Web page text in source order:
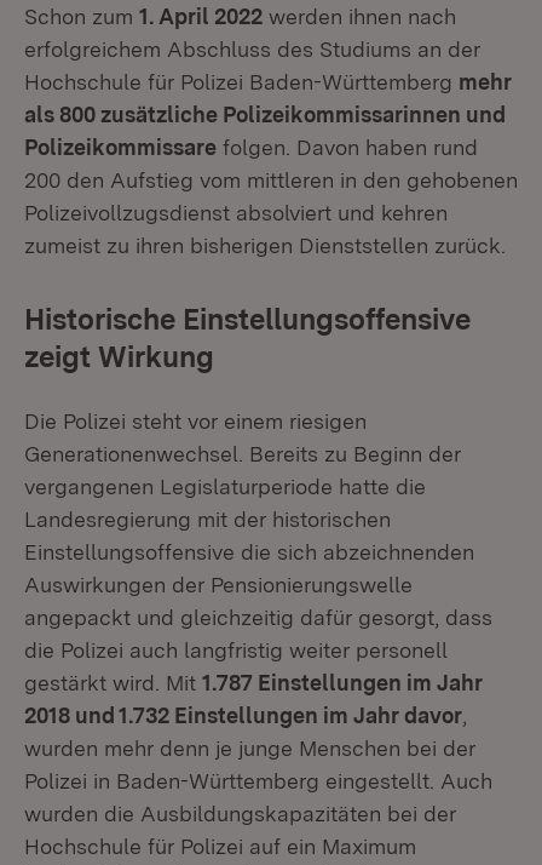
Schon zum 1. April 2022 werden ihnen nach
erfolgreichem Abschluss des Studiums an der
Hochschule für Polizei Baden-Württemberg mehr
als 800 zusätzliche Polizeikommissarinnen und
Polizeikommissare folgen. Davon haben rund
200 den Aufstieg vom mittleren in den gehobenen
Polizeivollzugsdienst absolviert und kehren
zumeist zu ihren bisherigen Dienststellen zurück.
Historische Einstellungsoffensive
zeigt Wirkung
Die Polizei steht vor einem riesigen
Generationenwechsel. Bereits zu Beginn der
vergangenen Legislaturperiode hatte die
Landesregierung mit der historischen
Einstellungsoffensive die sich abzeichnenden
Auswirkungen der Pensionierungswelle
angepackt und gleichzeitig dafür gesorgt, dass
die Polizei auch langfristig weiter personell
gestärkt wird. Mit 1.787 Einstellungen im Jahr
2018 und 1.732 Einstellungen im Jahr davor
wurden mehr denn je junge Menschen bei der
Polizei in Baden-Württemberg eingestellt. Auch
wurden die Ausbildungskapazitäten bei der
Hochschule für Polizei auf ein Maximum